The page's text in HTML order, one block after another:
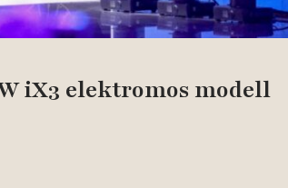
iX3 elektromos modell